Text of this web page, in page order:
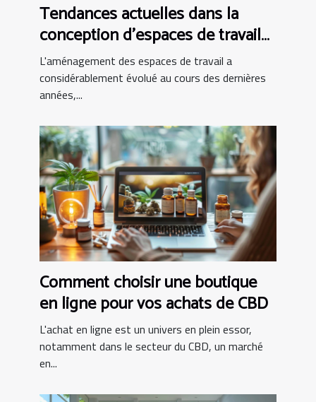
Tendances actuelles dans la
conception d'espaces de travail
modernes
L'aménagement des espaces de travail a
considérablement évolué au cours des dernières
années,...
Comment choisir une boutique
en ligne pour vos achats de CBD
L'achat en ligne est un univers en plein essor,
notamment dans le secteur du CBD, un marché
en...